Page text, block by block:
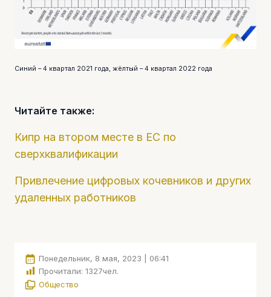
Синий – 4 квартал 2021 года, жёлтый – 4 квартал 2022 года
Читайте также:
Кипр на втором месте в ЕС по
сверхквалификации
Привлечение цифровых кочевников и других
удаленных работников
Понедельник, 8 мая, 2023 | 06:41
Прочитали: 1327чел.
Общество